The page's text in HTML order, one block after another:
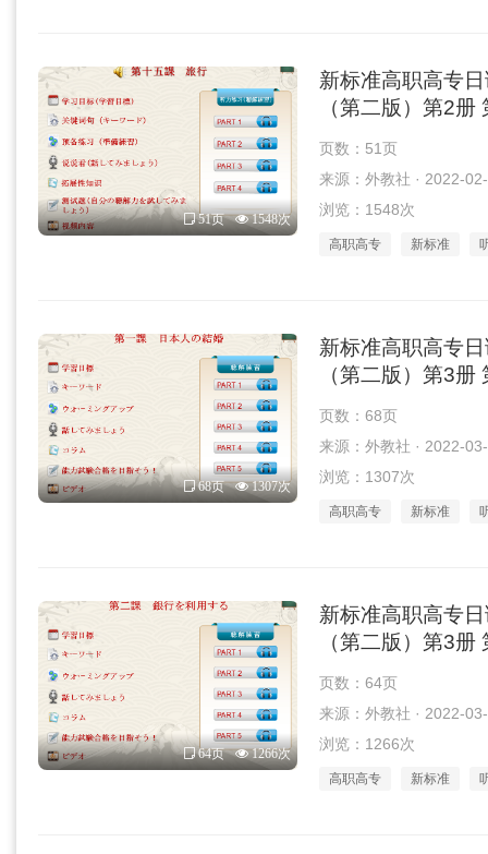
51页 1548次
新标准高职高专
（第二版）第2
页数：51页
来源：外教社 · 2022-
浏览：1548次
高职高专 新标准
68页 1307次
新标准高职高专
（第二版）第3
页数：68页
来源：外教社 · 2022-
浏览：1307次
高职高专 新标准
64页 1266次
新标准高职高专
（第二版）第3
页数：64页
来源：外教社 · 2022-
浏览：1266次
高职高专 新标准